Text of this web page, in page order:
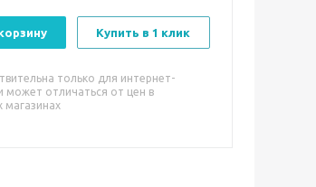
Купить в 1 клик
только для интернет-
может отличаться от цен в
магазинах